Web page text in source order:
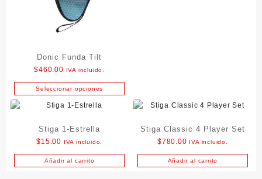
Donic Funda Tilt
$460.00 IVA incluido.
Seleccionar opciones
Este
producto
múltiples
variantes.
Las
opciones
Stiga 1-Estrella
$15.00 IVA incluido.
Añadir al carrito
Stiga Classic 4 Player Set
$780.00 IVA incluido.
Añadir al carrito